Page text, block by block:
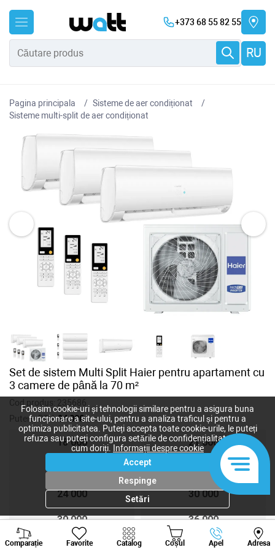
+373 68 55 82 55
RU
Pagina principala
Sisteme de aer condiționat
Sisteme multi-split de aer condiționat
Set de sistem Multi Split Haier pentru apartament cu
3 camere de până la 70 m²
Cod produs: 235686
Putere, BTU:24 000
18 000 21 000
24 000 30 000
30 000 36 000
36 000 36 000
Comparație Favorite Catalog Coșul Apel Adresa
Viber Whatsapp
Folosim cookie-uri și tehnologii similare pentru a asigura buna
funcționare a site-ului, pentru a analiza traficul și pentru a
optimiza publicitatea. Puteți accepta toate cookie-urile, le puteți
refuza sau puteți configura setările de confidențialitate după
cum doriți.
Informații despre cookie
Accept
Respinge
Setări